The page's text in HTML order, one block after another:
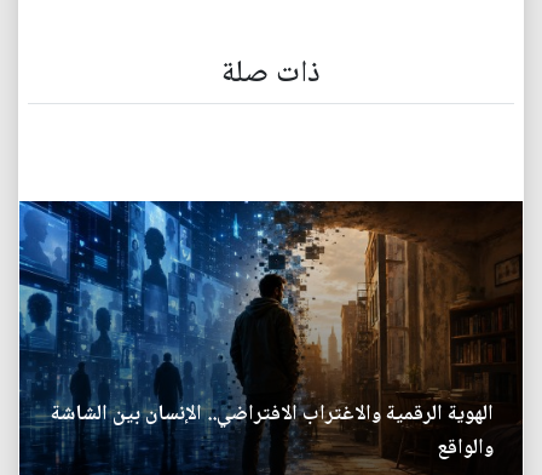
ذات صلة
الهوية الرقمية والاغتراب الافتراضي.. الإنسان بين الشاشة
والواقع